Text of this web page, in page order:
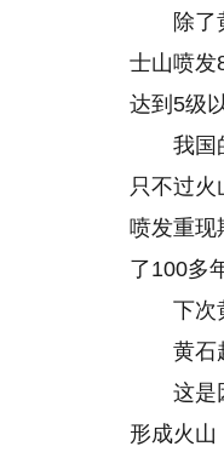
除
士山喷发
达到5级
我国
只不过
喷发重现
了100多
下次
黄石
这是
形成火山